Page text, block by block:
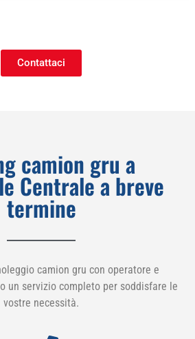
Contattaci
camion gru a
Centrale a breve
termine
camion gru con operatore e
un servizio completo per soddisfare le
vostre necessità.